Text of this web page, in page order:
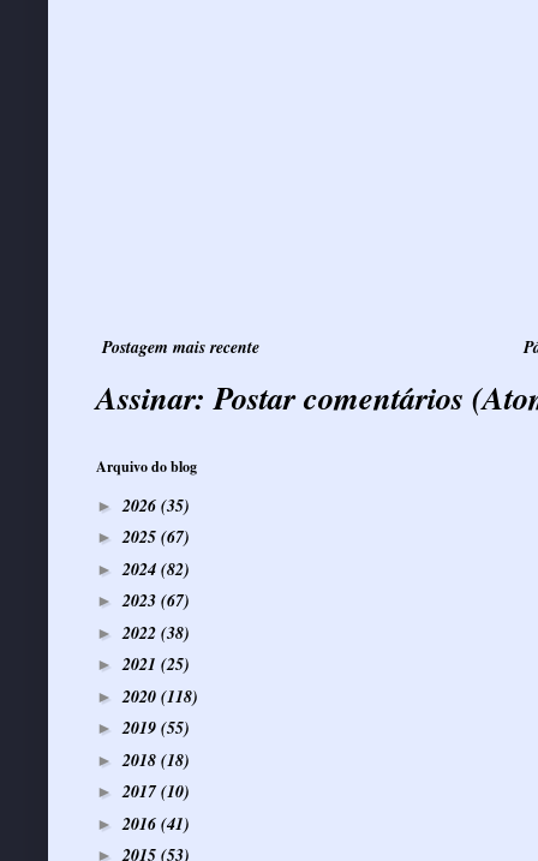
Postagem mais recente
Assinar:Postar comentários
Arquivo do blog
► 2026 (35)
► 2025 (67)
► 2024 (82)
► 2023 (67)
► 2022 (38)
► 2021 (25)
► 2020 (118)
► 2019 (55)
► 2018 (18)
► 2017(10)
► 2016 (41)
► 2015 (53)